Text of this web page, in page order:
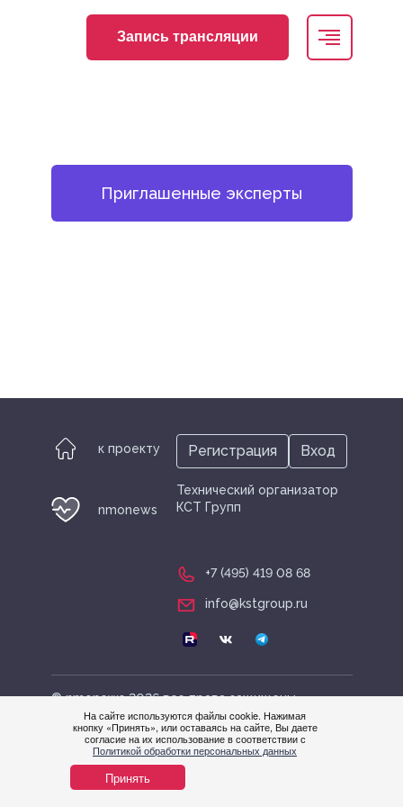
На сайте используются файлы cookie. Нажимая
кнопку «Принять», или оставаясь на сайте, Вы даете
согласие на их использование в соответствии с
Политикой обработки персональных данных
Принять
Запись трансляции
Приглашенные эксперты
к проекту
nmonews
Технический организатор
КСТ Групп
+7 (495) 419 08 68
info@kstgroup.ru
Регистрация Вход
© nmonews 2026 все права защищены